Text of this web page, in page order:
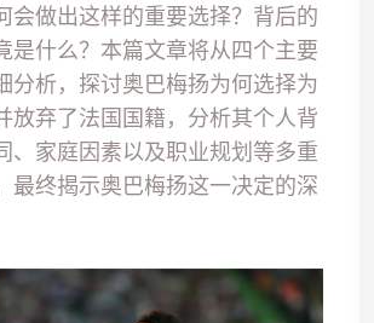
会做出这样的重要选择？背后的
是什么？本篇文章将从四个主要
分析，探讨奥巴梅扬为何选择为
放弃了法国国籍，分析其个人背
、家庭因素以及职业规划等多重
最终揭示奥巴梅扬这一决定的深